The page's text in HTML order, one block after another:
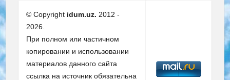
© Copyright idum.uz. 2012 -
2026.
При полном или частичном
копировании и использовании
материалов данного сайта
ссылка на источник обязательна